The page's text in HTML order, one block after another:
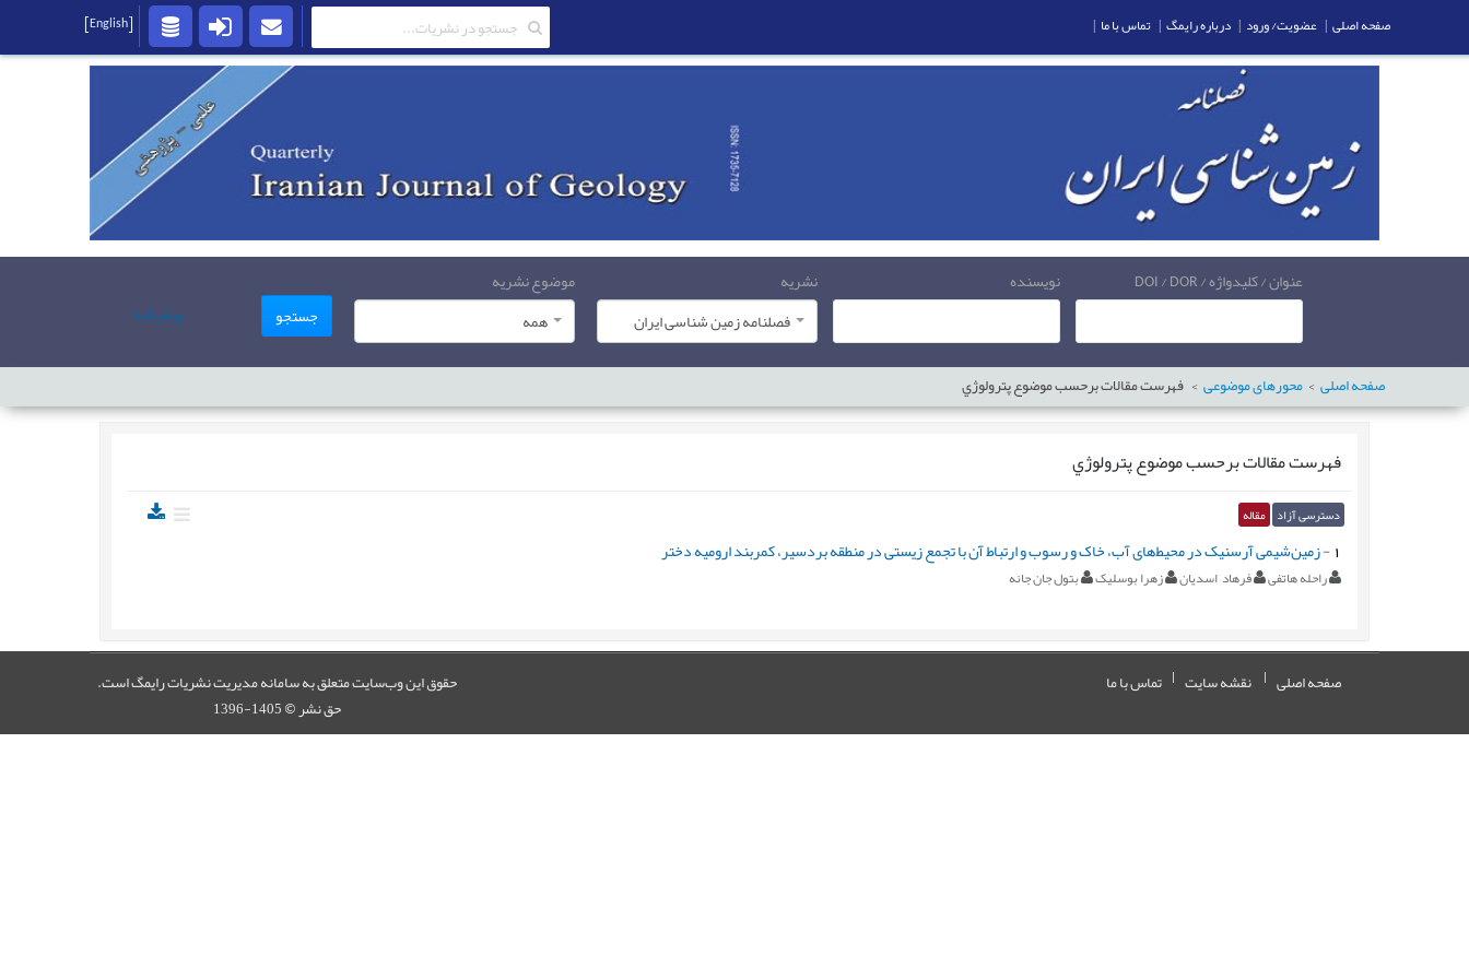
عنوان / کلیدواژه / DOI / DOR نویسنده
نشریه
فصلنامه زمین شناسی ایران
موضوع نشریه
همه
جستجو پیشرفته
صفحه اصلی محورهای موضوعی فهرست مقالات برحسب موضوعپترولوژي
فهرست مقالات برحسب موضوعپترولوژي
دسترسی آزاد مقاله
1
-زمین‌شیمی آرسنیک در محیط‌های آب، خاک و رسوب و ارتباط آن با تجمع زیستی در منطقه بردسیر، کمربند ارومیه–دختر
راحله هاتفی فرهاد اسدیان زهرا بوسلیک بتول جان جانه
صفحه اصلی نقشه سایت تماس با ما
حقوق این وب‌سایت متعلق به سامانه مدیریت نشریات رایمگ است.
حق نشر ©
صفحه اصلی | عضویت/ ورود | درباره رایمگ | تماس با ما |
[English]